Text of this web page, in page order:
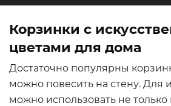
Корзинки с
цветами для дома
Достаточно популярны
можно повесить на стену. Для
можно использовать не только